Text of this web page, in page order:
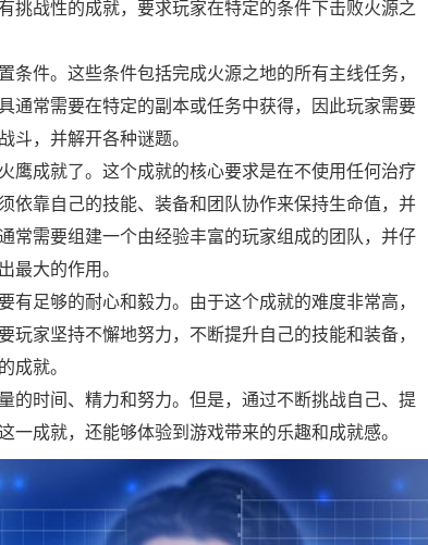
挑战性的成就，要求玩家在特定的条件下击败火源之
件。这些条件包括完成火源之地的所有主线任务，
通常需要在特定的副本或任务中获得，因此玩家需要
，并解开各种谜题。
鹰成就了。这个成就的核心要求是在不使用任何治疗
依靠自己的技能、装备和团队协作来保持生命值，并
常需要组建一个由经验丰富的玩家组成的团队，并仔
最大的作用。
足够的耐心和毅力。由于这个成就的难度非常高，
家坚持不懈地努力，不断提升自己的技能和装备，
成就。
的时间、精力和努力。但是，通过不断挑战自己、提
成就，还能够体验到游戏带来的乐趣和成就感。